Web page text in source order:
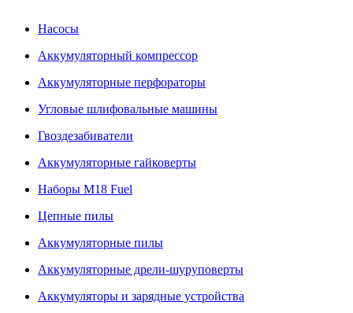
Насосы
Аккумуляторный компрессор
Аккумуляторные перфораторы
Угловые шлифовальные машины
Гвоздезабиватели
Аккумуляторные гайковерты
Наборы M18 Fuel
Цепные пилы
Аккумуляторные пилы
Аккумуляторные дрели-шуруповерты
Аккумуляторы и зарядные устройства